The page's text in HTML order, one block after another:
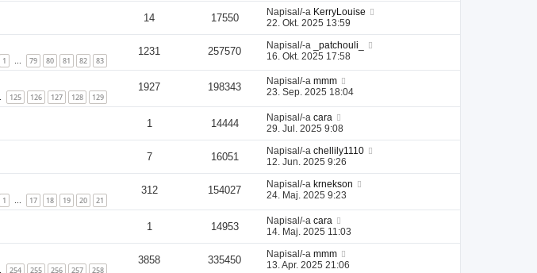
14 17550 Napisal/-a KerryLouise
22. Okt. 2025 13:59
1 … 79 80 81 82 83
1231 257570 Napisal/-a
_patchouli_
16. Okt. 2025 17:58
125 126 127 128 129
1927 198343 Napisal/-a mmm
23. Sep. 2025 18:04
1 14444 Napisal/-a cara
29. Jul. 2025 9:08
7 16051 Napisal/-a chellily1110
12. Jun. 2025 9:26
1 … 17 18 19 20 21
312 154027 Napisal/-a krnekson
24. Maj. 2025 9:23
1 14953 Napisal/-a cara
14. Maj. 2025 11:03
254 255 256 257 258
3858 335450 Napisal/-a mmm
13. Apr. 2025 21:06